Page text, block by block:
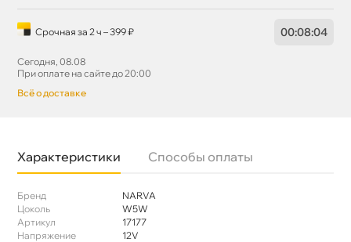
Срочная за 2 ч – 399 ₽ 00:08:04
Сегодня, 08.08
При оплате на сайте до 20:00
сё о доставке
Характеристики Способы оплаты
Бренд
NARVA
Цоколь
W5W
Артикул
17177
Напряжение
12V